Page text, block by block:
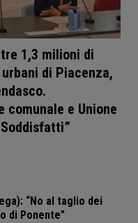
1,3 milioni di
di Piacenza,
comunale e Unione
“No al taglio dei
di Ponente”